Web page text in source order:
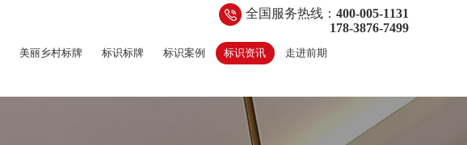
全国服务热线： 400-005-1131
178-3876-7499
美丽乡村标牌 标识标牌 标识案例 标识资讯 走进前期